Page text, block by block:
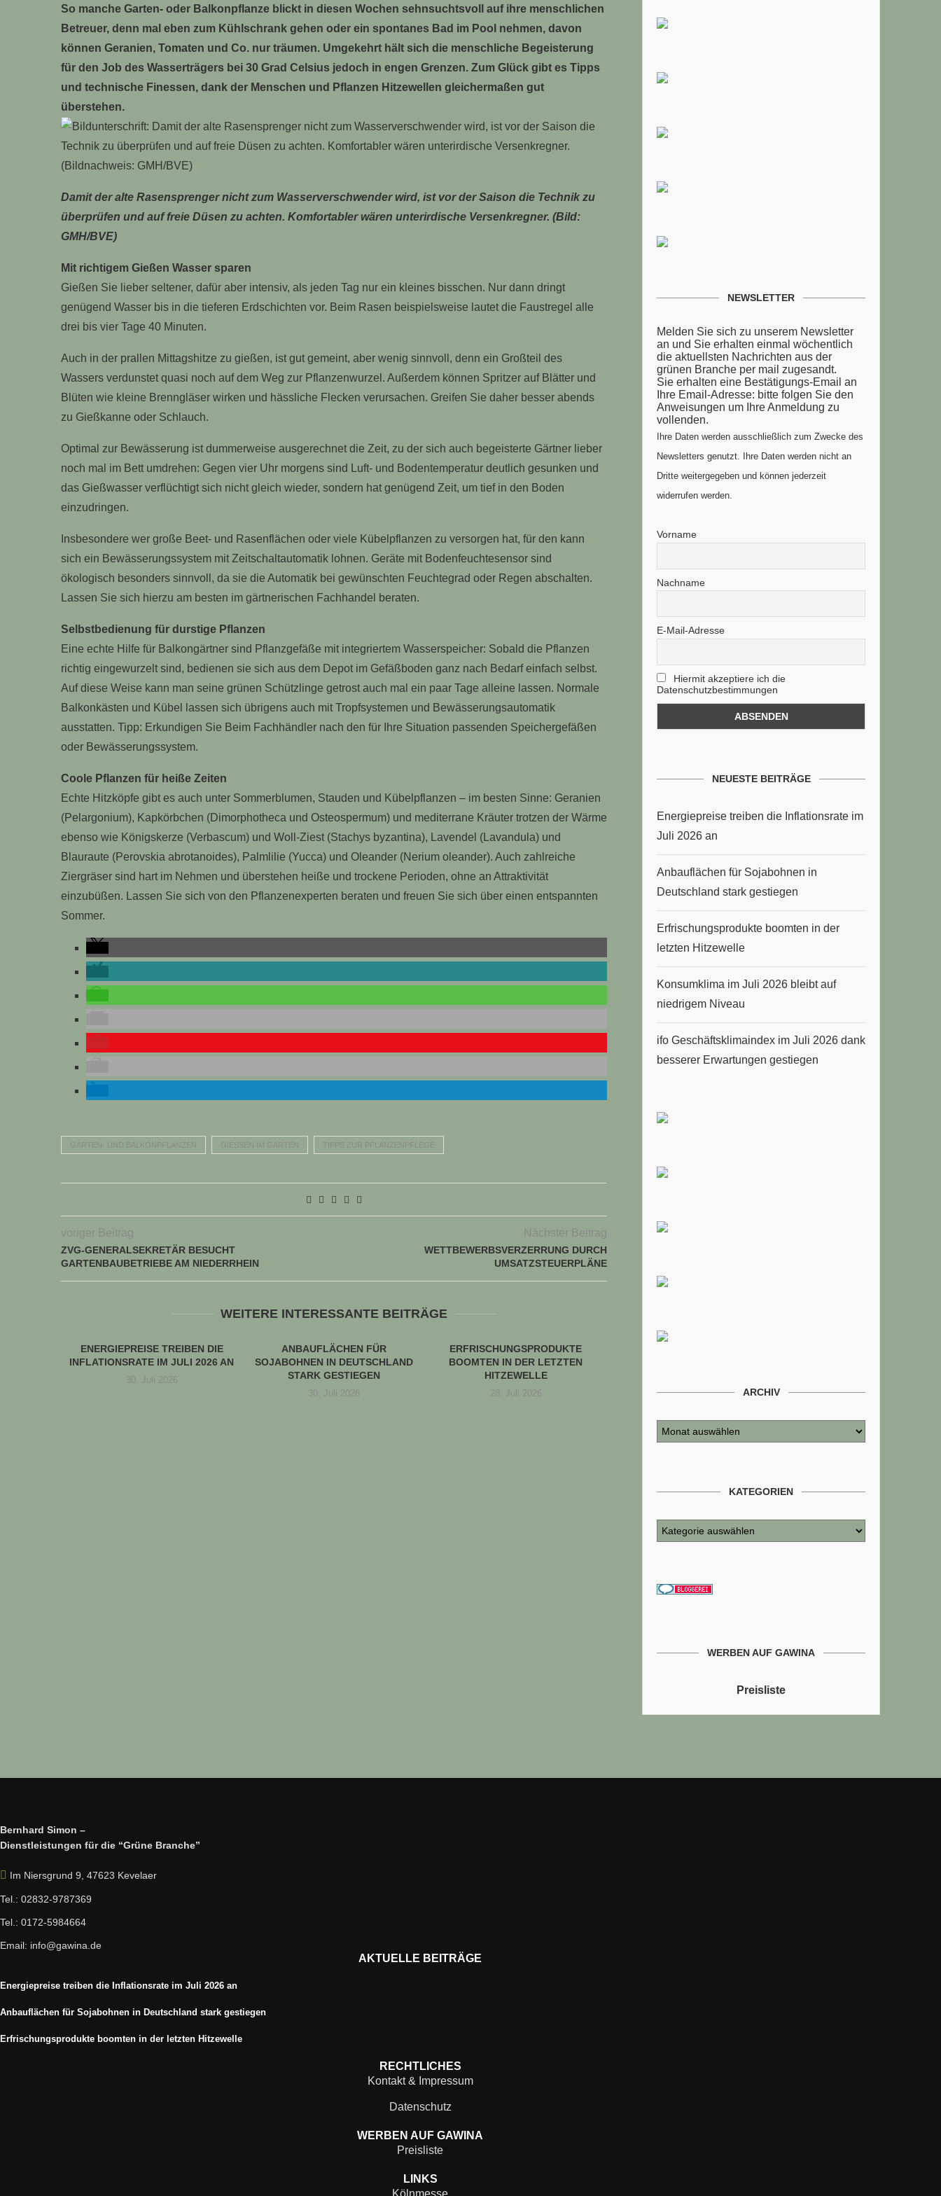
So manche Garten- oder Balkonpflanze blickt in diesen Wochen sehnsuchtsvoll auf ihre menschlichen
Betreuer, denn mal eben zum Kühlschrank gehen oder ein spontanes Bad im Pool nehmen, davon
können Geranien, Tomaten und Co. nur träumen. Umgekehrt hält sich die menschliche Begeisterung
für den Job des Wasserträgers bei 30 Grad Celsius jedoch in engen Grenzen. Zum Glück gibt es Tipps
und technische Finessen, dank der Menschen und Pflanzen Hitzewellen gleichermaßen gut
überstehen.
Damit der alte Rasensprenger nicht zum Wasserverschwender wird, ist vor der Saison die Technik zu
überprüfen und auf freie Düsen zu achten. Komfortabler wären unterirdische Versenkregner. (Bild:
GMH/BVE)
Mit richtigem Gießen Wasser sparen
Gießen Sie lieber seltener, dafür aber intensiv, als jeden Tag nur ein kleines bisschen. Nur dann dringt
genügend Wasser bis in die tieferen Erdschichten vor. Beim Rasen beispielsweise lautet die Faustregel alle
drei bis vier Tage 40 Minuten.
Auch in der prallen Mittagshitze zu gießen, ist gut gemeint, aber wenig sinnvoll, denn ein Großteil des
Wassers verdunstet quasi noch auf dem Weg zur Pflanzenwurzel. Außerdem können Spritzer auf Blätter und
Blüten wie kleine Brenngläser wirken und hässliche Flecken verursachen. Greifen Sie daher besser abends
zu Gießkanne oder Schlauch.
Optimal zur Bewässerung ist dummerweise ausgerechnet die Zeit, zu der sich auch begeisterte Gärtner lieber
noch mal im Bett umdrehen: Gegen vier Uhr morgens sind Luft- und Bodentemperatur deutlich gesunken und
das Gießwasser verflüchtigt sich nicht gleich wieder, sondern hat genügend Zeit, um tief in den Boden
einzudringen.
Insbesondere wer große Beet- und Rasenflächen oder viele Kübelpflanzen zu versorgen hat, für den kann
sich ein Bewässerungssystem mit Zeitschaltautomatik lohnen. Geräte mit Bodenfeuchtesensor sind
ökologisch besonders sinnvoll, da sie die Automatik bei gewünschten Feuchtegrad oder Regen abschalten.
Lassen Sie sich hierzu am besten im gärtnerischen Fachhandel beraten.
Selbstbedienung für durstige Pflanzen
Eine echte Hilfe für Balkongärtner sind Pflanzgefäße mit integriertem Wasserspeicher: Sobald die Pflanzen
richtig eingewurzelt sind, bedienen sie sich aus dem Depot im Gefäßboden ganz nach Bedarf einfach selbst.
Auf diese Weise kann man seine grünen Schützlinge getrost auch mal ein paar Tage alleine lassen. Normale
Balkonkästen und Kübel lassen sich übrigens auch mit Tropfsystemen und Bewässerungsautomatik
ausstatten. Tipp: Erkundigen Sie Beim Fachhändler nach den für Ihre Situation passenden Speichergefäßen
oder Bewässerungssystem.
Coole Pflanzen für heiße Zeiten
Echte Hitzköpfe gibt es auch unter Sommerblumen, Stauden und Kübelpflanzen – im besten Sinne: Geranien
(Pelargonium), Kapkörbchen (Dimorphotheca und Osteospermum) und mediterrane Kräuter trotzen der Wärme
ebenso wie Königskerze (Verbascum) und Woll-Ziest (Stachys byzantina), Lavendel (Lavandula) und
Blauraute (Perovskia abrotanoides), Palmlilie (Yucca) und Oleander (Nerium oleander). Auch zahlreiche
Ziergräser sind hart im Nehmen und überstehen heiße und trockene Perioden, ohne an Attraktivität
einzubüßen. Lassen Sie sich von den Pflanzenexperten beraten und freuen Sie sich über einen entspannten
Sommer.
GARTEN- UND BALKONPFLANZEN GIESSEN IM GARTEN TIPPS ZUR PFLANZENPFLEGE
voriger Beitrag
ZVG-GENERALSEKRETÄR BESUCHT
GARTENBAUBETRIEBE AM NIEDERRHEIN
Nächster Beitrag
WETTBEWERBSVERZERRUNG DURCH
UMSATZSTEUERPLÄNE
WEITERE INTERESSANTE BEITRÄGE
ENERGIEPREISE TREIBEN DIE
INFLATIONSRATE IM JULI 2026 AN
30. Juli 2026
ANBAUFLÄCHEN FÜR
SOJABOHNEN IN DEUTSCHLAND
STARK GESTIEGEN
30. Juli 2026
ERFRISCHUNGSPRODUKTE
BOOMTEN IN DER LETZTEN
HITZEWELLE
28. Juli 2026
NEWSLETTER
Melden Sie sich zu unserem Newsletter
an und Sie erhalten einmal wöchentlich
die aktuellsten Nachrichten aus der
grünen Branche per mail zugesandt.
Sie erhalten eine Bestätigungs-Email an
Ihre Email-Adresse: bitte folgen Sie den
Anweisungen um Ihre Anmeldung zu
vollenden.
Ihre Daten werden ausschließlich zum Zwecke des
Newsletters genutzt. Ihre Daten werden nicht an
Dritte weitergegeben und können jederzeit
widerrufen werden.
Vorname
Nachname
E-Mail-Adresse
Hiermit akzeptiere ich die
Datenschutzbestimmungen
NEUESTE BEITRÄGE
Energiepreise treiben die Inflationsrate im
Juli 2026 an
Anbauflächen für Sojabohnen in
Deutschland stark gestiegen
Erfrischungsprodukte boomten in der
letzten Hitzewelle
Konsumklima im Juli 2026 bleibt auf
niedrigem Niveau
ifo Geschäftsklimaindex im Juli 2026 dank
besserer Erwartungen gestiegen
ARCHIV
KATEGORIEN
WERBEN AUF GAWINA
Preisliste
Bernhard Simon –
Dienstleistungen für die “Grüne Branche”
Im Niersgrund 9, 47623 Kevelaer
Tel.: 02832-9787369
Tel.: 0172-5984664
Email: info@gawina.de
AKTUELLE BEITRÄGE
Energiepreise treiben die Inflationsrate im Juli 2026 an
Anbauflächen für Sojabohnen in Deutschland stark gestiegen
Erfrischungsprodukte boomten in der letzten Hitzewelle
RECHTLICHES
Kontakt & Impressum
Datenschutz
WERBEN AUF GAWINA
Preisliste
LINKS